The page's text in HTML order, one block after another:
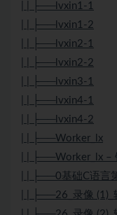
| | ├──lvxin1-1
| | ├──lvxin1-2
| | ├──lvxin2-1
| | ├──lvxin2-2
| | ├──lvxin3-1
| | ├──lvxin4-1
| | ├──lvxin4-2
| | ├──Worker_lx
| | ├──Worker_lx –
| | ├──0基础C语言
| | ├──26_录像